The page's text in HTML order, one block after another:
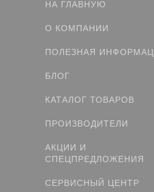
НА ГЛАВНУЮ
О КОМПАНИИ
ПОЛЕЗНАЯ
БЛОГ
КАТАЛОГ ТОВАРОВ
ПРОИЗВОДИТЕЛИ
АКЦИИ И
СПЕЦПРЕДЛОЖЕНИЯ
СЕРВИСНЫЙ ЦЕНТР